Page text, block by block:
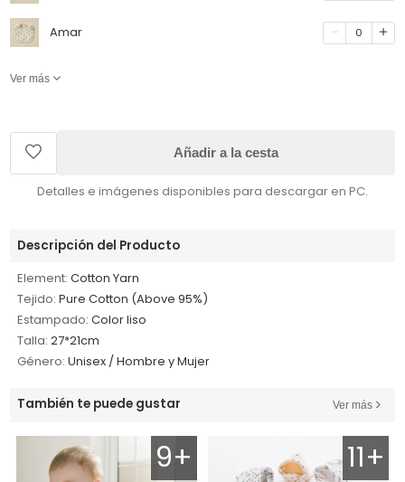
Amar 0
Ver más
Añadir a la cesta
Detalles e imágenes disponibles para descargar en PC.
Descripción del Producto
Element: Cotton Yarn
Tejido: Pure Cotton (Above 95%)
Estampado: Color liso
Talla: 27*21cm
Género: Unisex / Hombre y Mujer
También te puede gustar Ver más
9+ 11+